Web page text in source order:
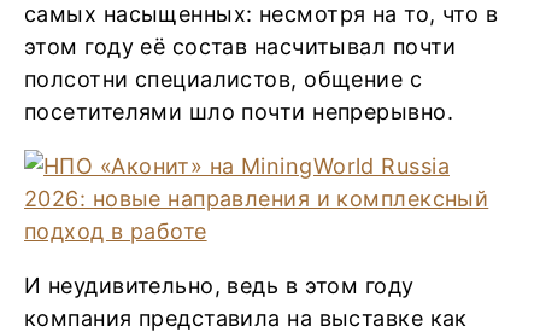
самых насыщенных: несмотря на то, что в
этом году её состав насчитывал почти
полсотни специалистов, общение с
посетителями шло почти непрерывно.
И неудивительно, ведь в этом году
компания представила на выставке как